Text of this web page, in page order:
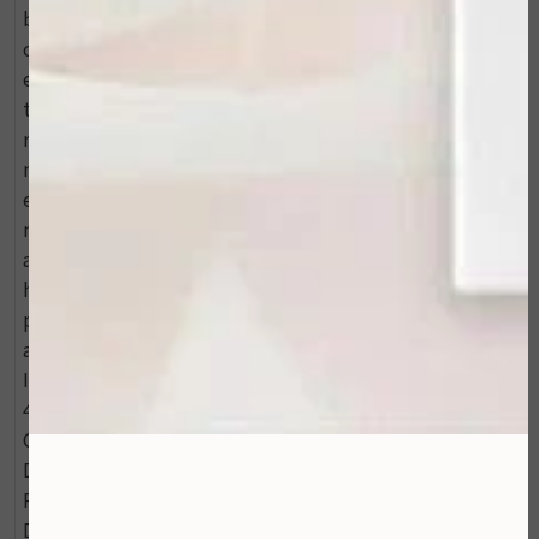
beschermt tegen schade van vrije radicalen en
oxidatieve stress. Tetrahexyldecyl ascorbaat: een zeer
effectieve, stabiele vorm van vitamine C. Bestrijdt
tekenen van huidveroudering zoals fijne lijntjes,
rimpels en pigmentvlekken. Micro-algen: een van
nature rijke bron aan astaxanthine, een carotenoïde en
een van de meest krachtige antioxidanten die in de
natuur voorkomen. Acetyl zingerone: een antioxidant
afgeleid van gember die de zichtbare tekenen van
huidveroudering, inclusief rimpels, roodheid en
pigmentvlekken, vermindert. Glycerine: trekt vocht
aan en houdt vocht vast in de huid. INCI: ACTIVE
INGREDIENT: ZINC OXIDE 6.0% TITANIUM DIOXIDE
4.7% INACTIVE INGREDIENTS: AQUA/WATER/EAU,
CYCLOPENTASILOXANE, C12-15 ALKYL BENZOATE,
DIMETHICONE, GLYCERIN, CYCLOHEXASILOXANE,
POLYGLYCERYL-3 POLYDIMETHYLSILOXYETHYL
DIMETHICONE, DIMETHICONE/PEG10/15